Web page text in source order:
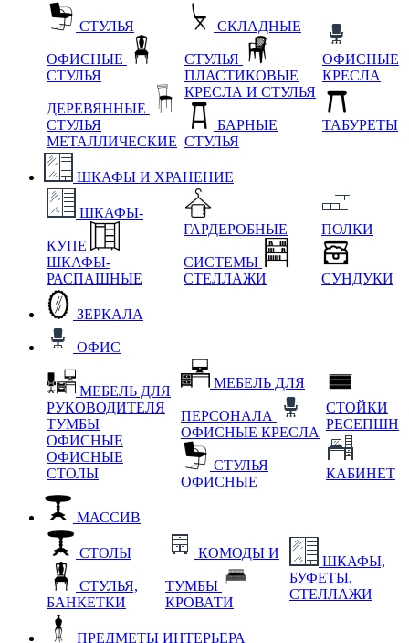
СТУЛЬЯ
ОФИСНЫЕ
СТУЛЬЯ
ДЕРЕВЯННЫЕ
СТУЛЬЯ
МЕТАЛЛИЧЕСКИЕ
СКЛАДНЫЕ
СТУЛЬЯ
ПЛАСТИКОВЫЕ
КРЕСЛА И СТУЛЬЯ
БАРНЫЕ
СТУЛЬЯ
ОФИСНЫЕ
КРЕСЛА
ТАБУРЕТЫ
ШКАФЫ И ХРАНЕНИЕ
ШКАФЫ-
КУПЕ
ШКАФЫ-
РАСПАШНЫЕ
ГАРДЕРОБНЫЕ
СИСТЕМЫ
СТЕЛЛАЖИ
ПОЛКИ
СУНДУКИ
ЗЕРКАЛА
ОФИС
МЕБЕЛЬ ДЛЯ
РУКОВОДИТЕЛЯ
ТУМБЫ
ОФИСНЫЕ
ОФИСНЫЕ
СТОЛЫ
МЕБЕЛЬ ДЛЯ
ПЕРСОНАЛА
ОФИСНЫЕ КРЕСЛА
СТУЛЬЯ
ОФИСНЫЕ
СТОЙКИ
РЕСЕПШН
КАБИНЕТ
МАССИВ
СТОЛЫ
СТУЛЬЯ,
БАНКЕТКИ
КОМОДЫ И
ТУМБЫ
КРОВАТИ
ШКАФЫ,
БУФЕТЫ,
СТЕЛЛАЖИ
ПРЕДМЕТЫ ИНТЕРЬЕРА